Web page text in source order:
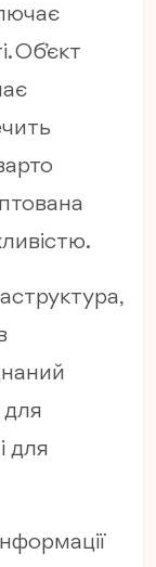
Об’єкт
для
для